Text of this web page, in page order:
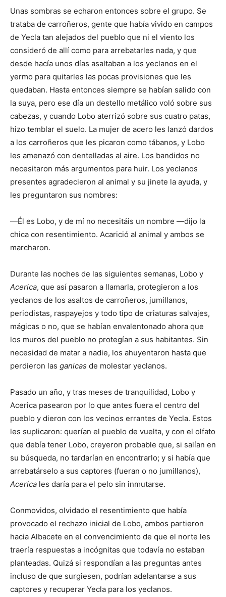
Unas sombras se echaron entonces sobre el grupo. Se
trataba de carroñeros, gente que había vivido en campos
de Yecla tan alejados del pueblo que ni el viento los
consideró de allí como para arrebatarles nada, y que
desde hacía unos días asaltaban a los yeclanos en el
yermo para quitarles las pocas provisiones que les
quedaban. Hasta entonces siempre se habían salido con
la suya, pero ese día un destello metálico voló sobre sus
cabezas, y cuando Lobo aterrizó sobre sus cuatro patas,
hizo temblar el suelo. La mujer de acero les lanzó dardos
a los carroñeros que les picaron como tábanos, y Lobo
les amenazó con dentelladas al aire. Los bandidos no
necesitaron más argumentos para huir. Los yeclanos
presentes agradecieron al animal y su jinete la ayuda, y
les preguntaron sus nombres:
—Él es Lobo, y de mí no necesitáis un nombre —dijo la
chica con resentimiento. Acarició al animal y ambos se
marcharon.
Durante las noches de las siguientes semanas, Lobo y
Acerica, que así pasaron a llamarla, protegieron a los
yeclanos de los asaltos de carroñeros, jumillanos,
periodistas, raspayejos y todo tipo de criaturas salvajes,
mágicas o no, que se habían envalentonado ahora que
los muros del pueblo no protegían a sus habitantes. Sin
necesidad de matar a nadie, los ahuyentaron hasta que
perdieron las ganicas de molestar yeclanos.
Pasado un año, y tras meses de tranquilidad, Lobo y
Acerica pasearon por lo que antes fuera el centro del
pueblo y dieron con los vecinos errantes de Yecla. Estos
les suplicaron: querían el pueblo de vuelta, y con el olfato
que debía tener Lobo, creyeron probable que, si salían en
su búsqueda, no tardarían en encontrarlo; y si había que
arrebatárselo a sus captores (fueran o no jumillanos),
Acerica les daría para el pelo sin inmutarse.
Conmovidos, olvidado el resentimiento que había
provocado el rechazo inicial de Lobo, ambos partieron
hacia Albacete en el convencimiento de que el norte les
traería respuestas a incógnitas que todavía no estaban
planteadas. Quizá si respondían a las preguntas antes
incluso de que surgiesen, podrían adelantarse a sus
captores y recuperar Yecla para los yeclanos.